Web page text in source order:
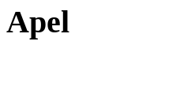
Apel